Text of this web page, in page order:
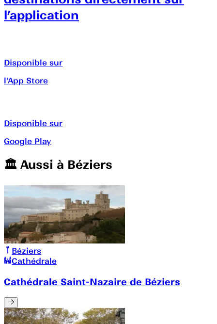
l’application
Disponible sur
l'App Store
Disponible sur
Google Play
🏛️️ Aussi à Béziers
Béziers
Cathédrale
Cathédrale Saint-Nazaire de Béziers